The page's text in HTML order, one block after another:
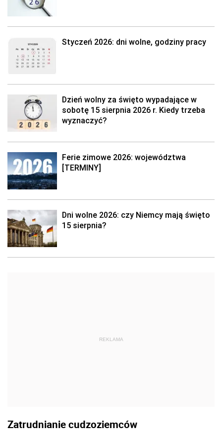
Styczeń 2026: dni wolne, godziny pracy
Dzień wolny za święto wypadające w
sobotę 15 sierpnia 2026 r. Kiedy trzeba
wyznaczyć?
Ferie zimowe 2026: województwa
[TERMINY]
Dni wolne 2026: czy Niemcy mają święto
15 sierpnia?
REKLAMA
Zatrudnianie cudzoziemców